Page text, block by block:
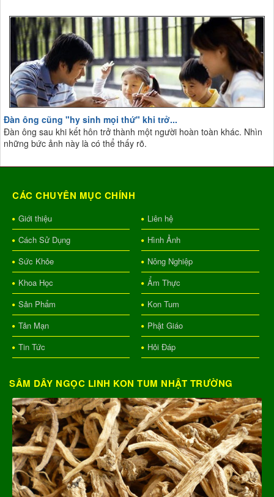
Đàn ông cũng "hy sinh mọi thứ" khi trở...
Đàn ông sau khi kết hôn trở thành một người hoàn toàn khác. Nhìn
những bức ảnh này là có thể thấy rõ.
CÁC CHUYÊN MỤC CHÍNH
Giới thiệu
Liên hệ
Cách Sử Dụng
Hình Ảnh
Sức Khỏe
Nông Nghiệp
Khoa Học
Ẩm Thực
Sản Phẩm
Kon Tum
Tản Mạn
Phật Giáo
Tin Tức
Hỏi Đáp
SÂM DÂY NGỌC LINH KON TUM NHẬT TRƯỜNG